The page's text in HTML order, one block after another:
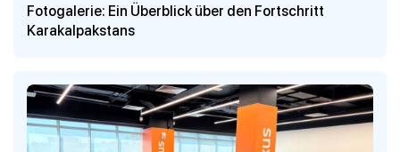
Fotogalerie: Ein Überblick über den Fortschritt
Karakalpakstans